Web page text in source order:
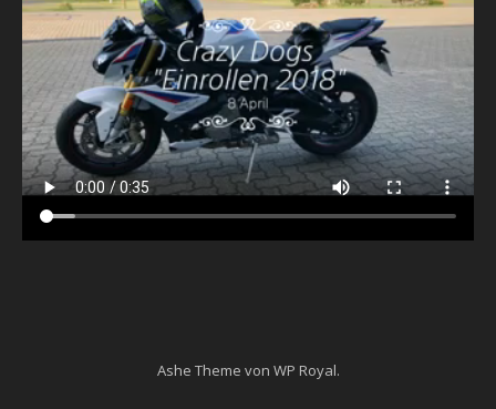
Ashe Theme von WP Royal.